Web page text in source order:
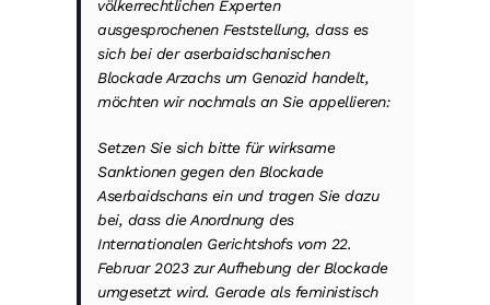
völkerrechtlichen Experten
ausgesprochenen Feststellung, dass es
sich bei der aserbaidschanischen
Blockade Arzachs um Genozid handelt,
möchten wir nochmals an Sie appellieren:
Setzen Sie sich bitte für wirksame
Sanktionen gegen den Blockade
Aserbaidschans ein und tragen Sie dazu
bei, dass die Anordnung des
Internationalen Gerichtshofs vom 22.
Februar 2023 zur Aufhebung der Blockade
umgesetzt wird. Gerade als feministisch